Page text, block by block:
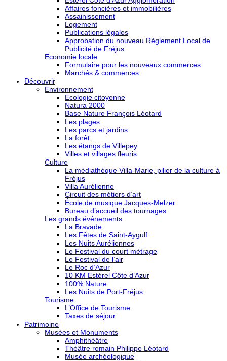
Affaires foncières et immobilières
Assainissement
Logement
Publications légales
Approbation du nouveau Règlement Local de
Publicité de Fréjus
Economie locale
Formulaire pour les nouveaux commerces
Marchés & commerces
Découvrir
Environnement
Ecologie citoyenne
Natura 2000
Base Nature François Léotard
Les plages
Les parcs et jardins
La forêt
Les étangs de Villepey
Villes et villages fleuris
Culture
La médiathèque Villa-Marie, pilier de la culture à
Fréjus
Villa Aurélienne
Circuit des métiers d’art
École de musique Jacques-Melzer
Bureau d’accueil des tournages
Les grands événements
La Bravade
Les Fêtes de Saint-Aygulf
Les Nuits Auréliennes
Le Festival du court métrage
Le Festival de l’air
Le Roc d’Azur
10 KM Estérel Côte d’Azur
100% Nature
Les Nuits de Port-Fréjus
Tourisme
L’Office de Tourisme
Taxes de séjour
Patrimoine
Musées et Monuments
Amphithéâtre
Théâtre romain Philippe Léotard
Musée archéologique